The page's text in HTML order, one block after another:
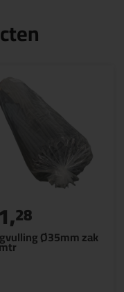
Ø35mm zak
28